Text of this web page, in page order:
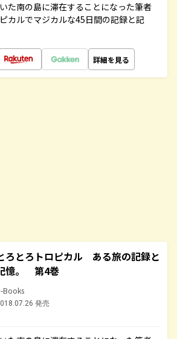
た南の島に滞在することになった筆者
カルでマジカルな45日間の記録と記
詳細を見る
ろとろトロピカル ある旅の記録と
憶。 第4巻
Books
発売